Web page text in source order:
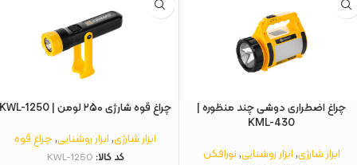
چراغ اضطراری دوشی چند منظوره |
KML-430
ابزار شارژی,ابزار روشنایی,نورافکن
چراغ قوه شارژی ۲۵۰ لومن | KWL-1250
ابزار شارژی,ابزار روشنایی,چراغ قوه
کد کالا: KWL-1250